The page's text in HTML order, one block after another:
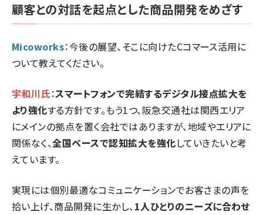
顧客との対話を起点とした商品開発をめざす
Micoworks：今後の展望、そこに向けたCコマース活用に
ついて教えてください。
宇和川氏：スマートフォンで完結するデジタル接点拡大を
より強化する方針です。もう1つ、阪急交通社は関西エリア
にメインの拠点を置く会社ではありますが、地域やエリアに
関係なく、全国ベースで認知拡大を強化していきたいと考
えています。
実現には個別最適なコミュニケーションでお客さまの声を
拾い上げ、商品開発に生かし、1人ひとりのニーズに合わせ